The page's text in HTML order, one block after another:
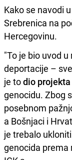
Kako se navodi
Srebrenica na
Hercegovinu.
"To je bio uvod
deportacije –
je todio
genocidu. Zbog
posebnom
a Bošnjaci i
je trebalo
genocida prema